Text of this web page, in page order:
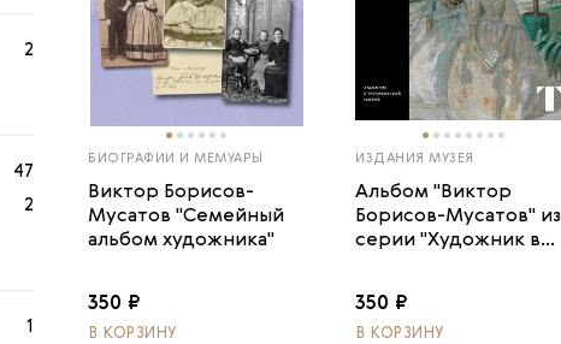
2
47
2
1
БИОГРАФИИ И МЕМУАРЫ
Виктор Борисов-
Мусатов "Семейный
альбом художника"
350 ₽
В КОРЗИНУ
ИЗДАНИЯ МУЗЕЯ
Альбом "Виктор
Борисов-Мусатов" из
серии "Художник в...
350 ₽
В КОРЗИНУ